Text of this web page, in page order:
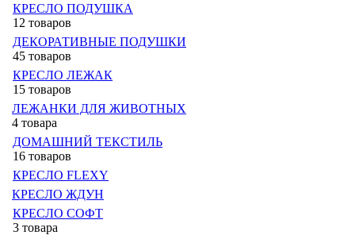
КРЕСЛО ПОДУШКА
12 товаров
ДЕКОРАТИВНЫЕ ПОДУШКИ
45 товаров
КРЕСЛО ЛЕЖАК
15 товаров
ЛЕЖАНКИ ДЛЯ ЖИВОТНЫХ
4 товара
ДОМАШНИЙ ТЕКСТИЛЬ
16 товаров
КРЕСЛО FLEXY
КРЕСЛО ЖДУН
КРЕСЛО СОФТ
3 товара